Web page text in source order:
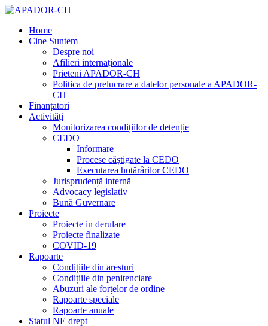
Home
Cine Suntem
Despre noi
Afilieri internaționale
Prieteni APADOR-CH
Politica de prelucrare a datelor personale a APADOR-
CH
Finanțatori
Activități
Monitorizarea condițiilor de detenție
CEDO
Informare
Procese câștigate la CEDO
Executarea hotărârilor CEDO
Jurisprudență internă
Advocacy legislativ
Bună Guvernare
Proiecte
Proiecte in derulare
Proiecte finalizate
COVID-19
Rapoarte
Condițiile din aresturi
Condițiile din penitenciare
Abuzuri ale forțelor de ordine
Rapoarte speciale
Rapoarte anuale
Statul NE drept